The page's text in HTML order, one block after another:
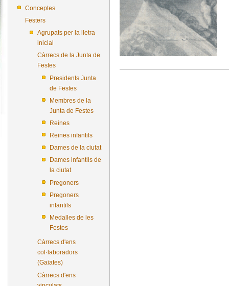
Conceptes
Festers
Agrupats per la lletra
inicial
Càrrecs de la Junta de
Festes
Presidents Junta
de Festes
Membres de la
Junta de Festes
Reines
Reines infantils
Dames de la ciutat
Dames infantils de
la ciutat
Pregoners
Pregoners
infantils
Medalles de les
Festes
Càrrecs d'ens
col·laboradors
(Gaiates)
Càrrecs d'ens